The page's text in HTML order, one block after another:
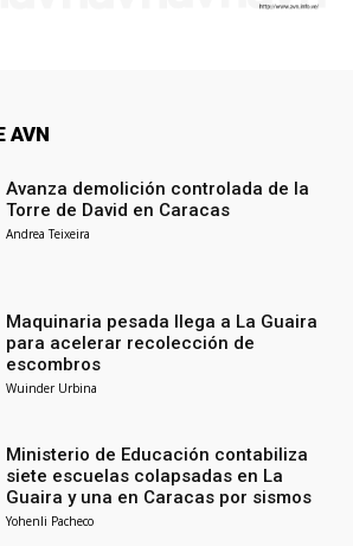
AVN
Avanza demolición controlada de la
Torre de David en Caracas
Andrea Teixeira
Maquinaria pesada llega a La Guaira
para acelerar recolección de
escombros
Wuinder Urbina
Ministerio de Educación contabiliza
siete escuelas colapsadas en La
Guaira y una en Caracas por sismos
Yohenli Pacheco